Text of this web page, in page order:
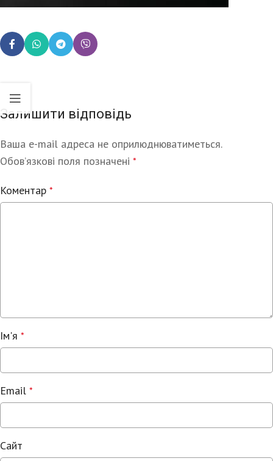
Залишити відповідь
Ваша e-mail адреса не оприлюднюватиметься.
Обов’язкові поля позначені *
Коментар *
Ім'я *
Email *
Сайт
Alternative: